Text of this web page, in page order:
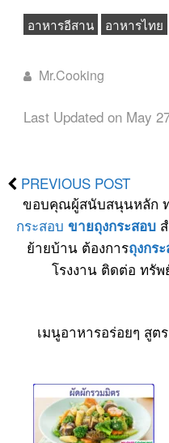
อาหารอีสาน อาหารไทย
Mr.Cooking
Last Updated on May
PREVIOUS POST
ขอบคุณผู้สนับสนุนหลัก
กระสอบ ขายถุงกระสอบ
ย้ายบ้าน ต้องการถุงกร
โรงงาน ติดต่อ ทรัพ
เมนูอาหารอร่อยๆ สู